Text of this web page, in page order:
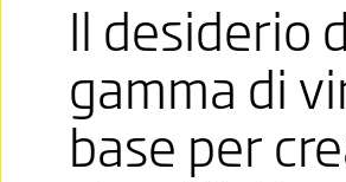
Il desiderio
gamma di
base per